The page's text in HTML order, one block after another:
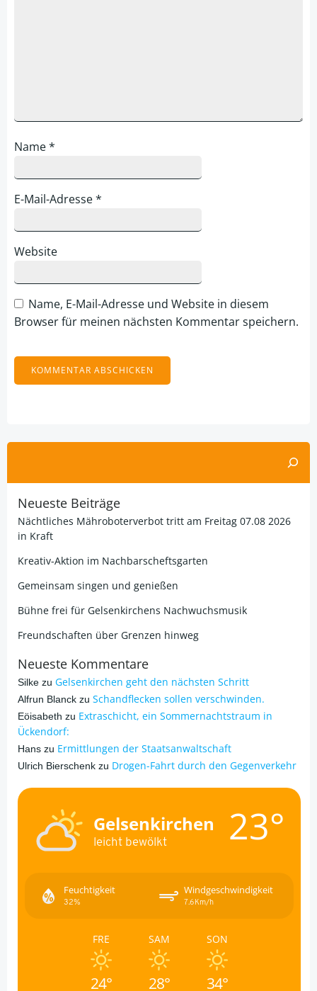
Name*
E-Mail-Adresse*
Website
Name, E-Mail-Adresse und Website in diesem
Browser für meinen nächsten Kommentar speichern.
Neueste Beiträge
Nächtliches Mähroboterverbot tritt am Freitag 07.08 2026
in Kraft
Kreativ-Aktion im Nachbarscheftsgarten
Gemeinsam singen und genießen
Bühne frei für Gelsenkirchens Nachwuchsmusik
Freundschaften über Grenzen hinweg
Neueste Kommentare
Silke zu Gelsenkirchen geht den nächsten Schritt
Alfrun Blanck zu Schandflecken sollen verschwinden.
Eöisabeth zu Extraschicht, ein Sommernachtstraum in
Ückendorf:
Hans zu Ermittlungen der Staatsanwaltschaft
Ulrich Bierschenk zu Drogen-Fahrt durch den Gegenverkehr
Gelsenkirchen
leicht bewölkt 23°
Feuchtigkeit
32%
Windgeschwindigkeit
7.6Km/h
FRE
24°
SAM
28°
SON
34°